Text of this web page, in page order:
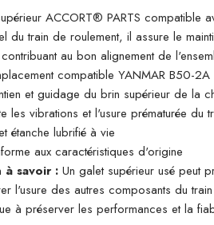
ACCORT® PARTS compatible
du train de roulement, il assure le
au bon alignement de
compatible YANMAR B50-2A
et guidage du brin supérieur de la
les vibrations et l'usure prématurée du
étanche lubrifié à vie
aux caractéristiques d'origine
à savoir : Un galet supérieur usé peut
l'usure des autres composants du
à préserver les performances et la